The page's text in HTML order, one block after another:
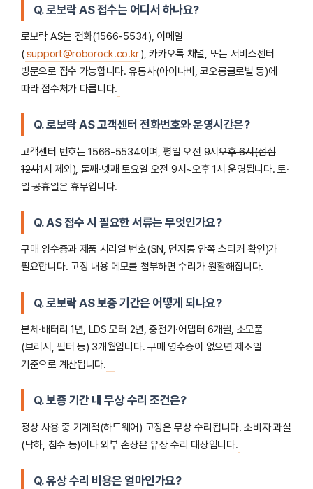
Q. 로보락 AS 접수는 어디서 하나요?
로보락 AS는 전화(1566-5534), 이메일
(support@roborock.co.kr), 카카오톡 채널, 또는 서비스센터
방문으로 접수 가능합니다. 유통사(아이나비, 코오롱글로벌 등)에
따라 접수처가 다릅니다.
Q. 로보락 AS 고객센터 전화번호와 운영시간은?
고객센터 번호는 1566-5534이며, 평일 오전 9시 오후 6시(점심
12시1시 제외), 둘째·넷째 토요일 오전 9시~오후 1시 운영됩니다. 토·
일·공휴일은 휴무입니다.
Q. AS 접수 시 필요한 서류는 무엇인가요?
구매 영수증과 제품 시리얼 번호(SN, 먼지통 안쪽 스티커 확인)가
필요합니다. 고장 내용 메모를 첨부하면 수리가 원활해집니다.
Q. 로보락 AS 보증 기간은 어떻게 되나요?
본체·배터리 1년, LDS 모터 2년, 충전기·어댑터 6개월, 소모품
(브러시, 필터 등) 3개월입니다. 구매 영수증이 없으면 제조일
기준으로 계산됩니다.
Q. 보증 기간 내 무상 수리 조건은?
정상 사용 중 기계적(하드웨어) 고장은 무상 수리됩니다. 소비자 과실
(낙하, 침수 등)이나 외부 손상은 유상 수리 대상입니다.
Q. 유상 수리 비용은 얼마인가요?